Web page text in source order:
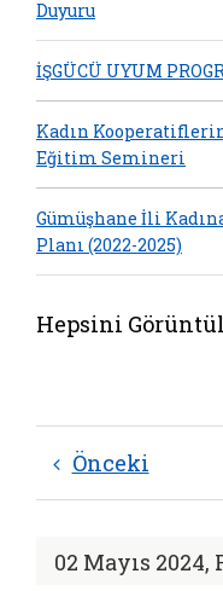
Duyuru
İŞGÜCÜ UYUM
Kadın
Eğitim Semineri
Gümüşhane İli
Planı (2022-2025)
Hepsini
Önceki
02 Mayıs 2024,